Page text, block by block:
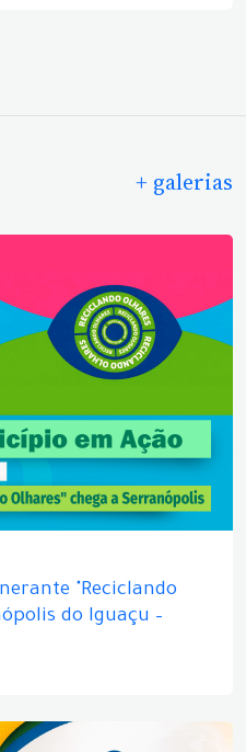
+ galerias
"Reciclando
do Iguaçu –